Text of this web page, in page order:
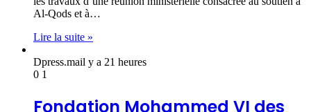
Al-Qods et à…
Lire la suite »
Dpress.mail y a 21 heures
0 1
Fondation Mohammed VI des